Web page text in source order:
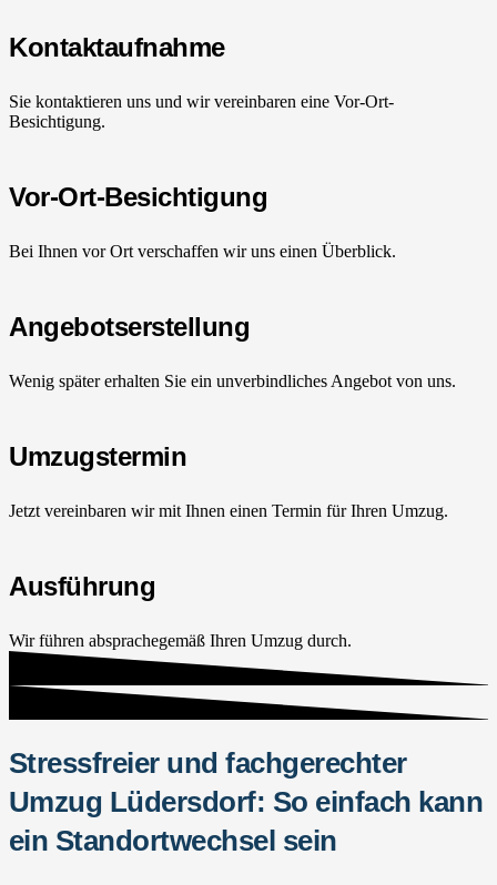
Kontaktaufnahme
Sie kontaktieren uns und wir vereinbaren eine Vor-Ort-
Besichtigung.
Vor-Ort-Besichtigung
Bei Ihnen vor Ort verschaffen wir uns einen Überblick.
Angebotserstellung
Wenig später erhalten Sie ein unverbindliches Angebot von uns.
Umzugstermin
Jetzt vereinbaren wir mit Ihnen einen Termin für Ihren Umzug.
Ausführung
Wir führen absprachegemäß Ihren Umzug durch.
Stressfreier und fachgerechter
Umzug Lüdersdorf: So einfach kann
ein Standortwechsel sein